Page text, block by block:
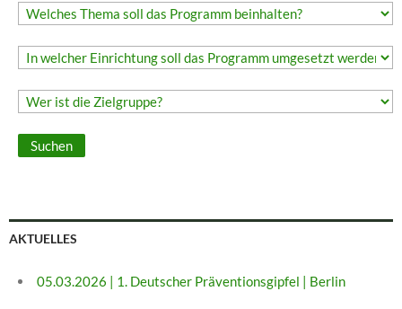
AKTUELLES
05.03.2026 | 1. Deutscher Präventionsgipfel | Berlin